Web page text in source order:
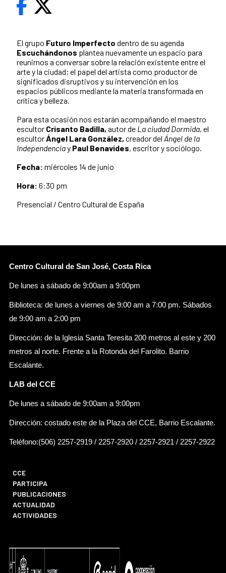
El grupo Futuro Imperfecto dentro de su agenda
Escuchándonos plantea nuevamente un espacio para
reunirnos a conversar sobre la relación existente entre el
arte y la ciudad; el papel del artista como productor de
significados disruptivos y su intervención en los
espacios públicos mediante la materia transformada en
crítica y belleza.
Para esta ocasión nos estarán acompañando el maestro
escultor Crisanto Badilla, autor de La ciudad Dormida, el
escultor Ángel Lara González, creador del Ángel de la
Independenciay Paul Benavides, escritor y sociólogo.
Fecha: miércoles 14 de junio
Hora: 6:30 pm
Presencial / Centro Cultural de España
Centro Cultural de San José, Costa Rica
De lunes a sábado de 9:00am a 9:00pm
Biblioteca: de lunes a viernes de 9:00 am a 7:00 pm. Sábados
de 9:00 am a 2:00 pm
Dirección: de la Iglesia Santa Teresita 200 metros al este y 200
metros al norte. Frente a la Rotonda del Farolito. Barrio
Escalante.
LAB del CCE
De lunes a sábado de 9:00am a 9:00pm
Dirección: costado este de la Plaza del CCE, Barrio Escalante.
Teléfono:(506) 2257-2919 / 2257-2920 / 2257-2921 / 2257-2922
CCE
PARTICIPA
PUBLICACIONES
ACTUALIDAD
ACTIVIDADES